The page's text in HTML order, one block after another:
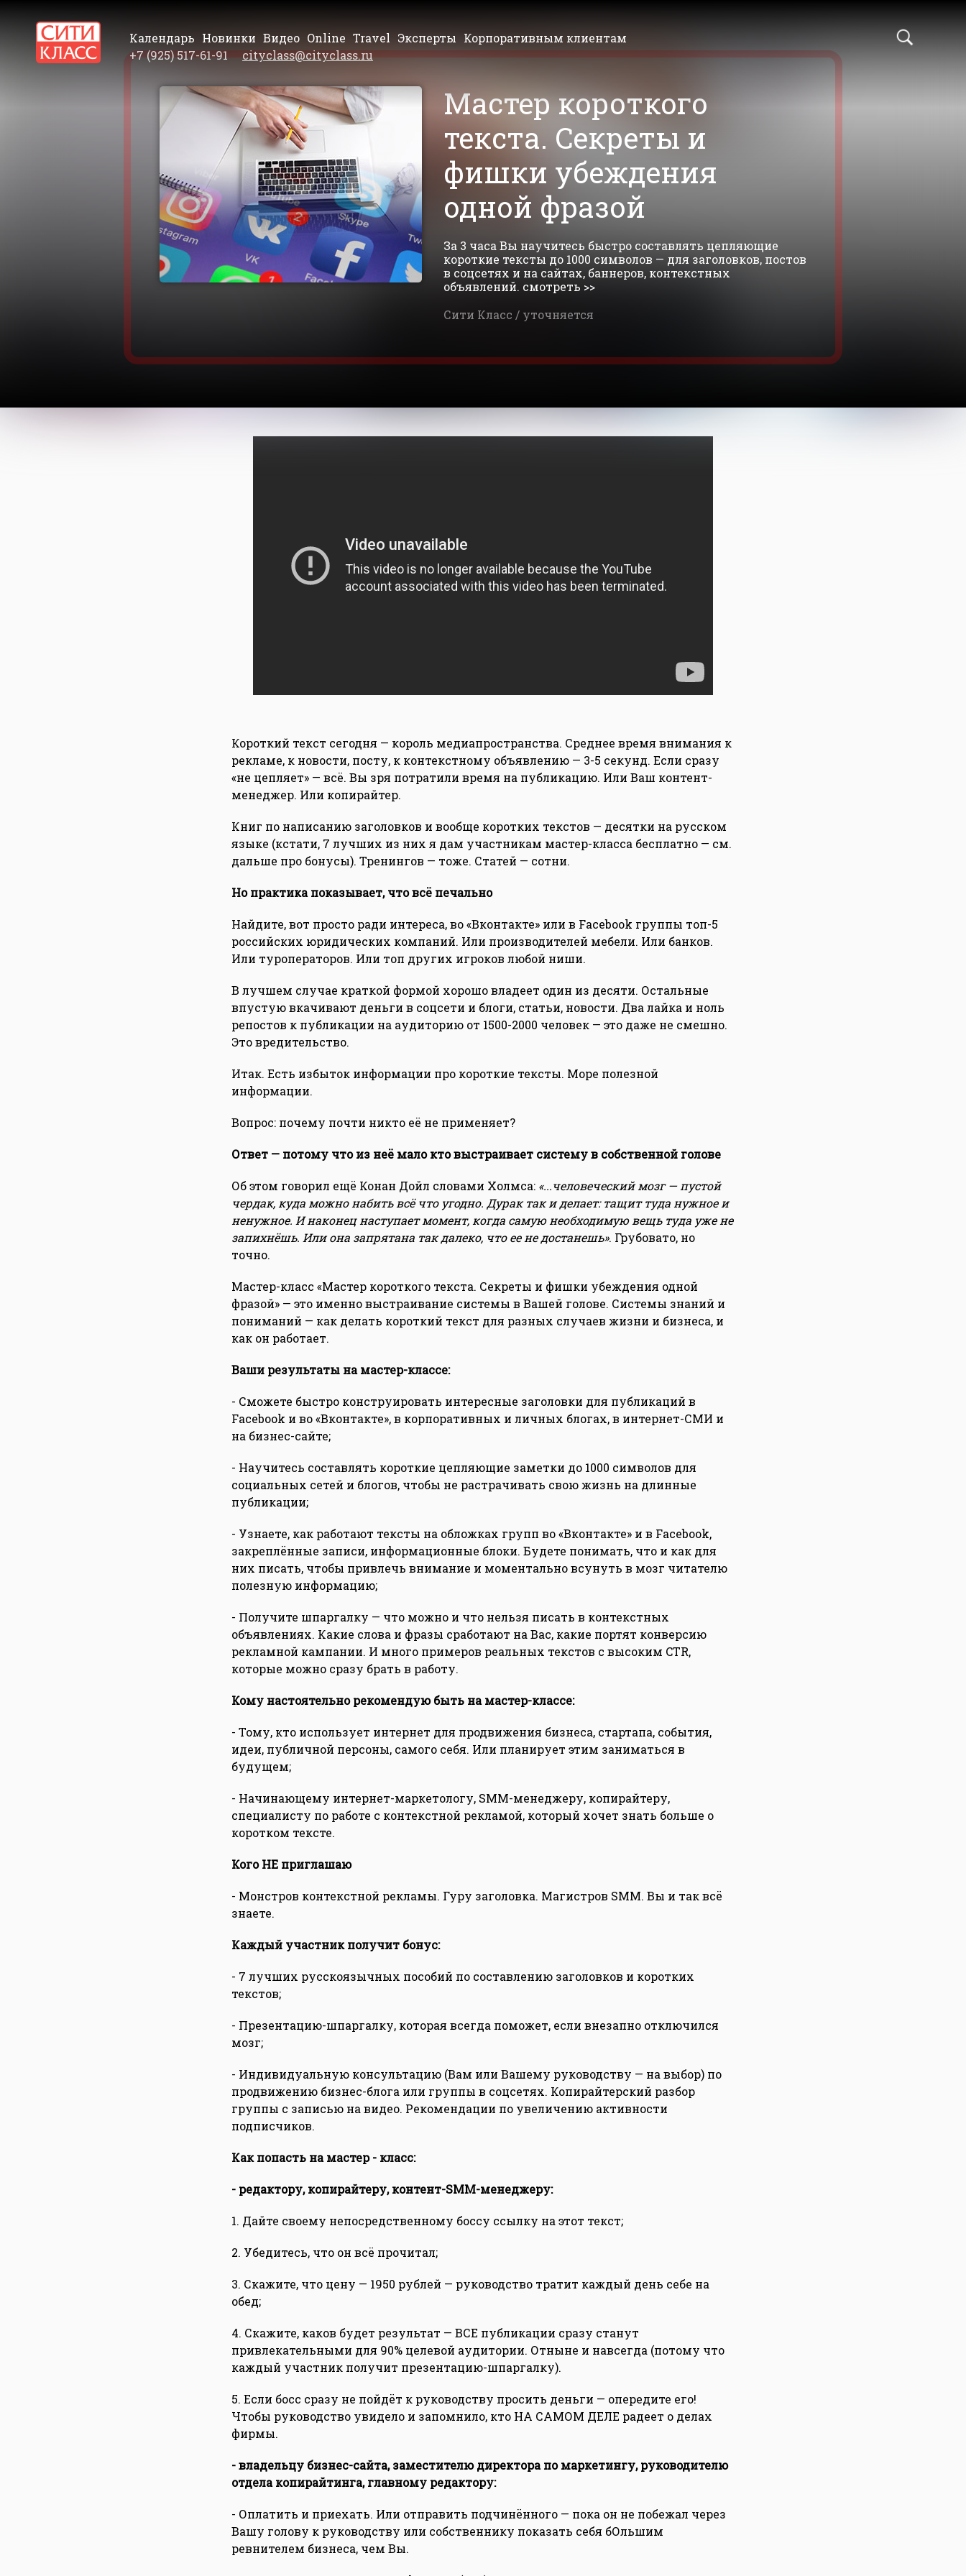
Календарь Новинки Видео Online Travel Эксперты Корпоративным клиентам
+7 (925) 517-61-91
cityclass@cityclass.ru
Мастер​ ​короткого​ ​
текста.​ ​Секреты​ ​и​ ​
фишки​ ​убеждения​ ​
одной​ ​фразой
За 3 часа Вы научитесь быстро составлять цепляющие
короткие тексты до 1000 символов — для заголовков, постов
в соцсетях и на сайтах, баннеров, контекстных
объявлений. смотреть >>
Сити Класс / уточняется
Короткий текст сегодня — король медиапространства. Среднее время внимания к
рекламе, к новости, посту, к контекстному объявлению — 3-5 секунд. Если сразу
«не цепляет» — всё. Вы зря потратили время на публикацию. Или Ваш контент-
менеджер. Или копирайтер.
Книг по написанию заголовков и вообще коротких текстов — десятки на русском
языке (кстати, 7 лучших из них я дам участникам мастер-класса бесплатно — см.
дальше про бонусы). Тренингов — тоже. Статей — сотни.
Но практика показывает, что всё печально
Найдите, вот просто ради интереса, во «Вконтакте» или в Facebook группы топ-5
российских юридических компаний. Или производителей мебели. Или банков.
Или туроператоров. Или топ других игроков любой ниши.
В лучшем случае краткой формой хорошо владеет один из десяти. Остальные
впустую вкачивают деньги в соцсети и блоги, статьи, новости. Два лайка и ноль
репостов к публикации на аудиторию от 1500-2000 человек — это даже не смешно.
Это вредительство.
Итак. Есть избыток информации про короткие тексты. Море полезной
информации.
Вопрос: почему почти никто её не применяет?
Ответ — потому что из неё мало кто выстраивает систему в собственной голове
Об этом говорил ещё Конан Дойл словами Холмса: «...человеческий мозг — пустой
чердак, куда можно набить всё что угодно. Дурак так и делает: тащит туда нужное и
ненужное. И наконец наступает момент, когда самую необходимую вещь туда уже не
запихнёшь. Или она запрятана так далеко, что ее не достанешь». Грубовато, но
точно.
Мастер-класс «Мастер короткого текста. Секреты и фишки убеждения одной
фразой» — это именно выстраивание системы в Вашей голове. Системы знаний и
пониманий — как делать короткий текст для разных случаев жизни и бизнеса, и
как он работает.
Ваши результаты на мастер-классе:
- Сможете быстро конструировать интересные заголовки для публикаций в
Facebook и во «Вконтакте», в корпоративных и личных блогах, в интернет-СМИ и
на бизнес-сайте;
- Научитесь составлять короткие цепляющие заметки до 1000 символов для
социальных сетей и блогов, чтобы не растрачивать свою жизнь на длинные
публикации;
- Узнаете, как работают тексты на обложках групп во «Вконтакте» и в Facebook,
закреплённые записи, информационные блоки. Будете понимать, что и как для
них писать, чтобы привлечь внимание и моментально всунуть в мозг читателю
полезную информацию;
- Получите шпаргалку — что можно и что нельзя писать в контекстных
объявлениях. Какие слова и фразы сработают на Вас, какие портят конверсию
рекламной кампании. И много примеров реальных текстов с высоким CTR,
которые можно сразу брать в работу.
Кому настоятельно рекомендую быть на мастер-классе:
- Тому, кто использует интернет для продвижения бизнеса, стартапа, события,
идеи, публичной персоны, самого себя. Или планирует этим заниматься в
будущем;
- Начинающему интернет-маркетологу, SMM-менеджеру, копирайтеру,
специалисту по работе с контекстной рекламой, который хочет знать больше о
коротком тексте.
Кого НЕ приглашаю
- Монстров контекстной рекламы. Гуру заголовка. Магистров SMM. Вы и так всё
знаете.
Каждый участник получит бонус:
- 7 лучших русскоязычных пособий по составлению заголовков и коротких
текстов;
- Презентацию-шпаргалку, которая всегда поможет, если внезапно отключился
мозг;
- Индивидуальную консультацию (Вам или Вашему руководству — на выбор) по
продвижению бизнес-блога или группы в соцсетях. Копирайтерский разбор
группы с записью на видео. Рекомендации по увеличению активности
подписчиков.
Как попасть на мастер - класс:
- редактору, копирайтеру, контент-SMM-менеджеру:
1. Дайте своему непосредственному боссу ссылку на этот текст;
2. Убедитесь, что он всё прочитал;
3. Скажите, что цену — 1950 рублей — руководство тратит каждый день себе на
обед;
4. Скажите, каков будет результат — ВСЕ публикации сразу станут
привлекательными для 90% целевой аудитории. Отныне и навсегда (потому что
каждый участник получит презентацию-шпаргалку).
5. Если босс сразу не пойдёт к руководству просить деньги — опередите его!
Чтобы руководство увидело и запомнило, кто НА САМОМ ДЕЛЕ радеет о делах
фирмы.
- владельцу бизнес-сайта, заместителю директора по маркетингу, руководителю
отдела копирайтинга, главному редактору:
- Оплатить и приехать. Или отправить подчинённого — пока он не побежал через
Вашу голову к руководству или собственнику показать себя бОльшим
ревнителем бизнеса, чем Вы.